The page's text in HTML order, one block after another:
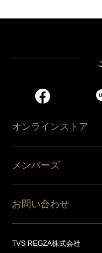
オンラインストア
営業日カレンダー
メンバーズ
会員規約
お問い合わせ
TVS REGZA株式会社